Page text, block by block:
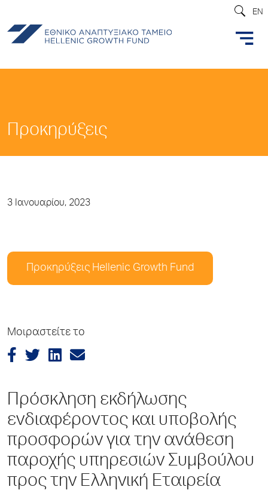
EN
Προκηρύξεις
3 Ιανουαρίου, 2023
Προκηρύξεις Hellenic Growth Fund
Μοιραστείτε το
Πρόσκληση εκδήλωσης
ενδιαφέροντος και υποβολής
προσφορών για την ανάθεση
παροχής υπηρεσιών Συμβούλου
προς την Ελληνική Εταιρεία